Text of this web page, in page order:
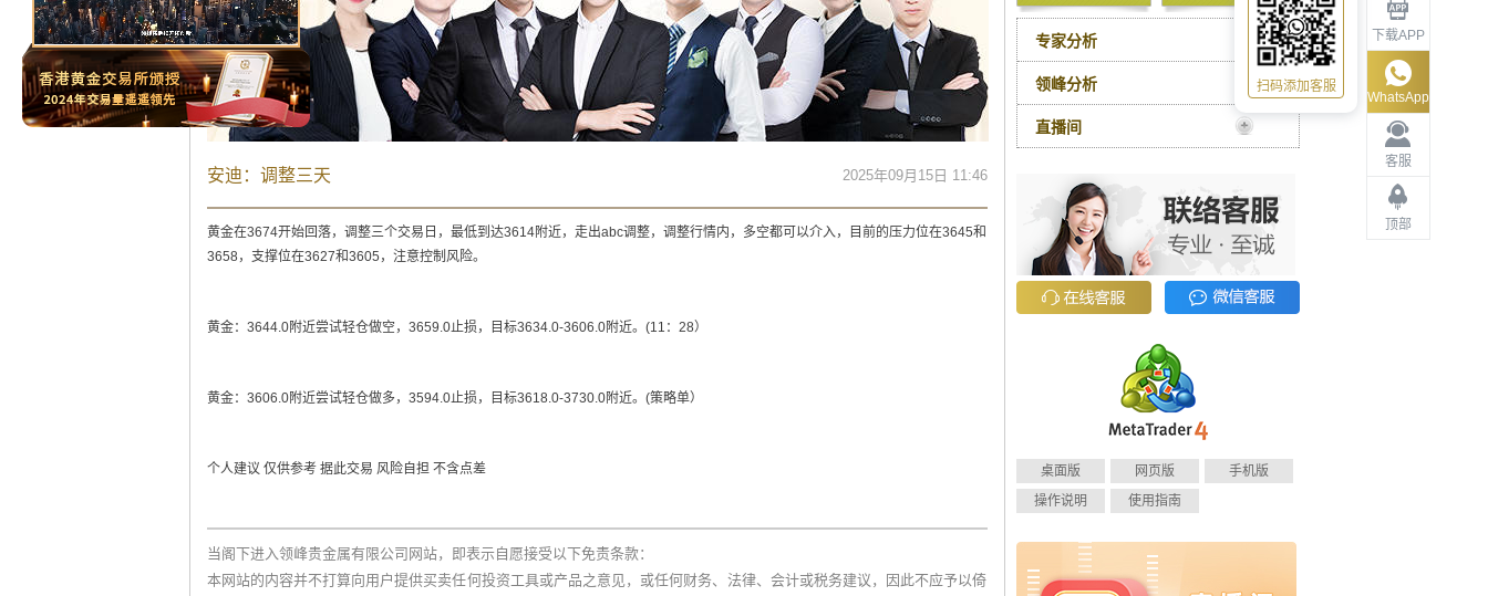
下载APP
客服
顶部
WhatsApp
扫码添加客服
安迪：调整三天 2025年09月15日 11:46
黄金在3674开始回落，调整三个交易日，最低到达3614附近，走出abc调整，调整行情内，多空都可以介入，目前的压力位在3645和
3658，支撑位在3627和3605，注意控制风险。
黄金：3644.0附近尝试轻仓做空，3659.0止损，目标3634.0-3606.0附近。(11：28）
黄金：3606.0附近尝试轻仓做多，3594.0止损，目标3618.0-3730.0附近。(策略单）
个人建议 仅供参考 据此交易 风险自担 不含点差
当阁下进入领峰贵金属有限公司网站，即表示自愿接受以下免责条款：
本网站的内容并不打算向用户提供买卖任何投资工具或产品之意见，或任何财务、法律、会计或税务建议，因此不应予以倚
专家分析
领峰分析
直播间
桌面版 网页版
手机版
操作说明
使用指南